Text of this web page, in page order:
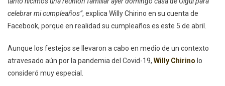
celebrar mi cumpleaños”, explica Willy Chirino en su cuenta de
Facebook, porque en realidad su cumpleaños es este 5 de abril.
Aunque los festejos se llevaron a cabo en medio de un contexto
atravesado aún por la pandemia del Covid-19, Willy Chirino lo
consideró muy especial.